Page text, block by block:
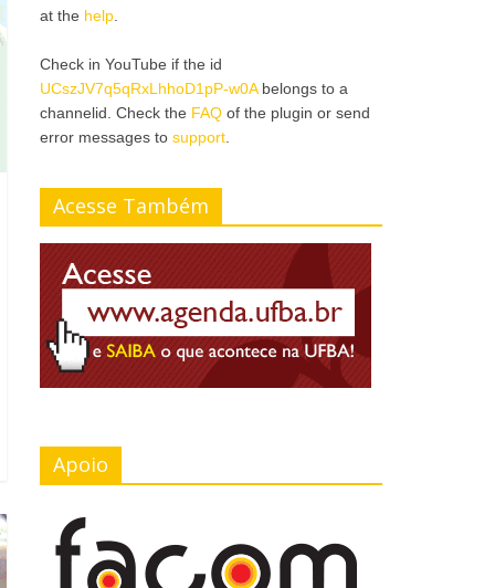
at the help
Check in YouTube if the id
UCszJV7q5qRxLhhoD1pP-w0Abelongs to a
channelid. Check the FAQ of the plugin or send
error messages to support
Acesse Também
Apoio